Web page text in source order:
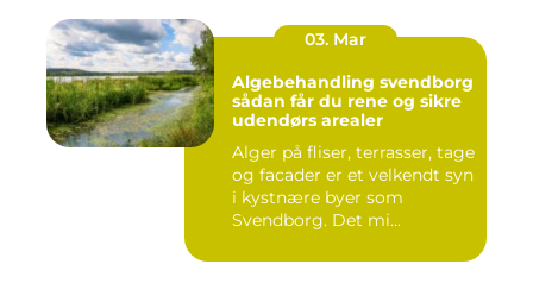
03. Mar
Algebehandling svendborg
sådan får du rene og sikre
udendørs arealer
Alger på fliser, terrasser, tage
og facader er et velkendt syn
i kystnære byer som
Svendborg. Det mi...